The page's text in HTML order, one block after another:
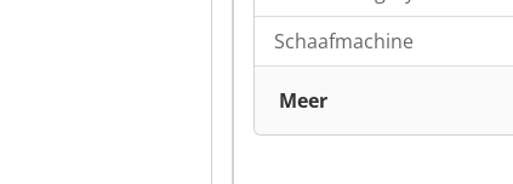
Schaafmachine
Meer